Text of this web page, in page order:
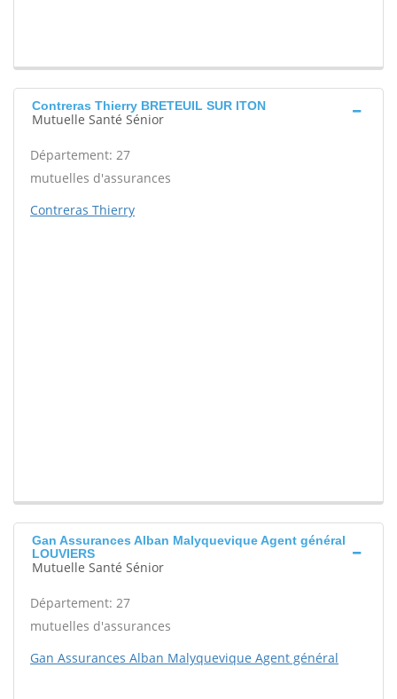
Contreras Thierry BRETEUIL SUR ITON
Mutuelle Santé Sénior
Département: 27
mutuelles d'assurances
Contreras Thierry
Gan Assurances Alban Malyquevique Agent général
LOUVIERS
Mutuelle Santé Sénior
Département: 27
mutuelles d'assurances
Gan Assurances Alban Malyquevique Agent général